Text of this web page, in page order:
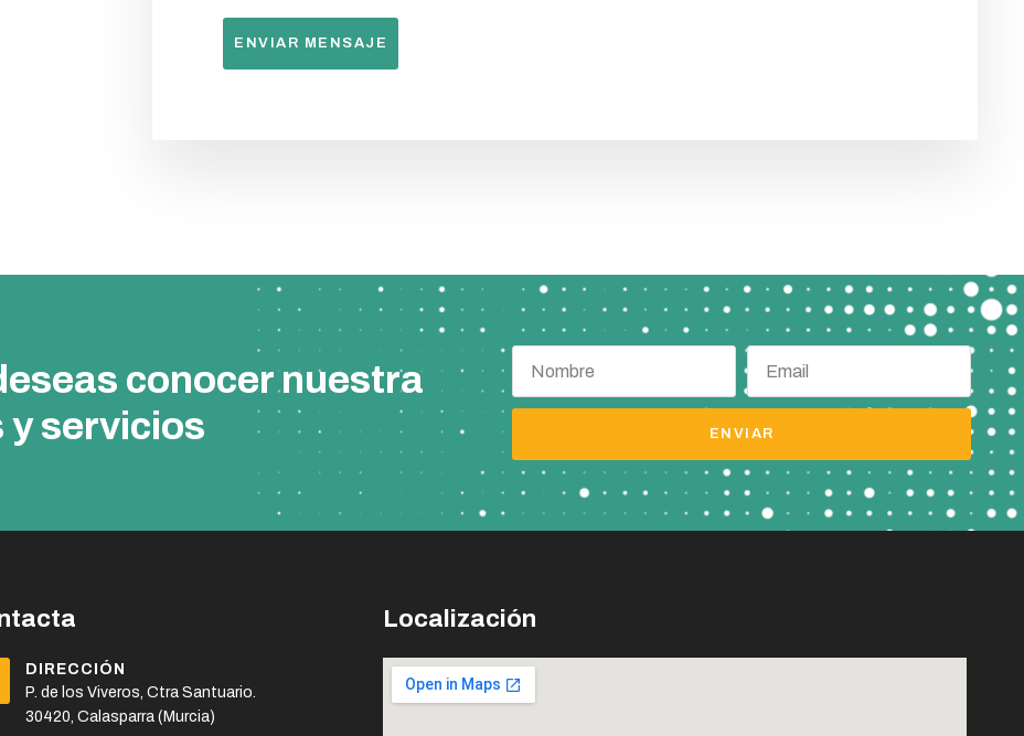
ENVIAR MENSAJE
conocer nuestra
servicios
ENVIAR
DIRECCIÓN
P. de los Viveros, Ctra Santuario.
30420, Calasparra (Murcia)
Localización